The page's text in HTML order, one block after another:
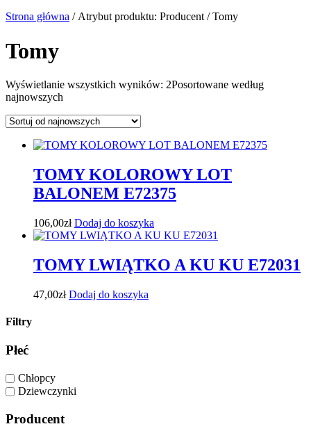
Strona główna / Atrybut produktu: Producent / Tomy
Tomy
Wyświetlanie wszystkich wyników: 2Posortowane według
najnowszych
TOMY KOLOROWY LOT
BALONEM E72375
106,00zł Dodaj do koszyka
TOMY LWIĄTKO A KU KU E72031
47,00zł Dodaj do koszyka
Filtry
Płeć
Chłopcy
Dziewczynki
Producent